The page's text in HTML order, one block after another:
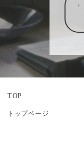
TOP
トップページ